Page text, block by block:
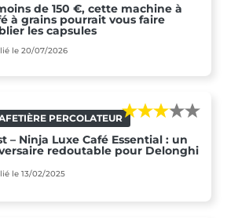
de 150 €, cette machine à
à grains pourrait vous faire
les capsules
le 20/07/2026
PERCOLATEUR
– Ninja Luxe Café Essential : un
redoutable pour Delonghi
le 13/02/2025